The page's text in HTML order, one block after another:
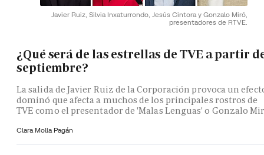
Javier Ruiz, Silvia Inxaturrondo, Jesús Cintora y Gonzalo Miró,
presentadores de RTVE.
¿Qué será de las estrellas de TVE a partir
septiembre?
La salida de Javier Ruiz de la Corporación provoca un
dominó que afecta a muchos de los principales rostros de
TVE como el presentador de 'Malas Lenguas' o Gonzalo
Clara Molla Pagán